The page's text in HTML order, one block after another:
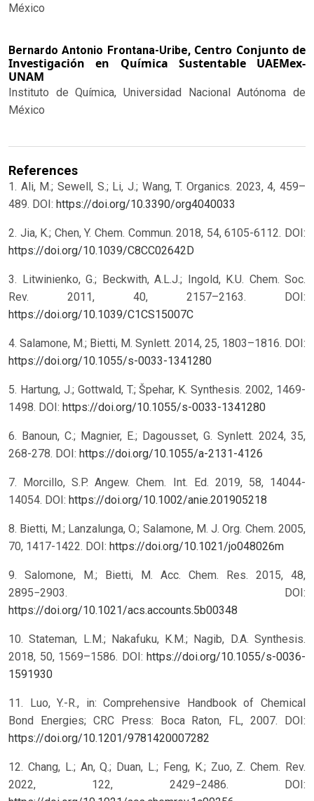
México
Bernardo Antonio Frontana-Uribe, Centro Conjunto de
Investigación en Química Sustentable UAEMex-
UNAM
Instituto de Química, Universidad Nacional Autónoma de
México
References
1. Ali, M.; Sewell, S.; Li, J.; Wang, T. Organics. 2023, 4, 459–
489. DOI: https://doi.org/10.3390/org4040033
2. Jia, K.; Chen, Y. Chem. Commun. 2018, 54, 6105-6112. DOI:
https://doi.org/10.1039/C8CC02642D
3. Litwinienko, G.; Beckwith, A.L.J.; Ingold, K.U. Chem. Soc.
Rev. 2011, 40, 2157–2163. DOI:
https://doi.org/10.1039/C1CS15007C
4. Salamone, M.; Bietti, M. Synlett. 2014, 25, 1803–1816. DOI:
https://doi.org/10.1055/s-0033-1341280
5. Hartung, J.; Gottwald, T.; Špehar, K. Synthesis. 2002, 1469-
1498. DOI: https://doi.org/10.1055/s-0033-1341280
6. Banoun, C.; Magnier, E.; Dagousset, G. Synlett. 2024, 35,
268-278. DOI: https://doi.org/10.1055/a-2131-4126
7. Morcillo, S.P. Angew. Chem. Int. Ed. 2019, 58, 14044-
14054. DOI: https://doi.org/10.1002/anie.201905218
8. Bietti, M.; Lanzalunga, O.; Salamone, M. J. Org. Chem. 2005,
70, 1417-1422. DOI: https://doi.org/10.1021/jo048026m
9. Salomone, M.; Bietti, M. Acc. Chem. Res. 2015, 48,
2895−2903. DOI:
https://doi.org/10.1021/acs.accounts.5b00348
10. Stateman, L.M.; Nakafuku, K.M.; Nagib, D.A. Synthesis.
2018, 50, 1569–1586. DOI: https://doi.org/10.1055/s-0036-
1591930
11. Luo, Y.-R., in: Comprehensive Handbook of Chemical
Bond Energies; CRC Press: Boca Raton, FL, 2007. DOI:
https://doi.org/10.1201/9781420007282
12. Chang, L.; An, Q.; Duan, L.; Feng, K.; Zuo, Z. Chem. Rev.
2022, 122, 2429−2486. DOI: